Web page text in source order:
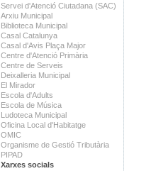
Servei d'Atenció Ciutadana (SAC)
Arxiu Municipal
Biblioteca Municipal
Casal Catalunya
Casal d'Avis Plaça Major
Centre d'Atenció Primària
Centre de Serveis
Deixalleria Municipal
El Mirador
Escola d'Adults
Escola de Música
Ludoteca Municipal
Oficina Local d'Habitatge
OMIC
Organisme de Gestió Tributària
PIPAD
Xarxes socials